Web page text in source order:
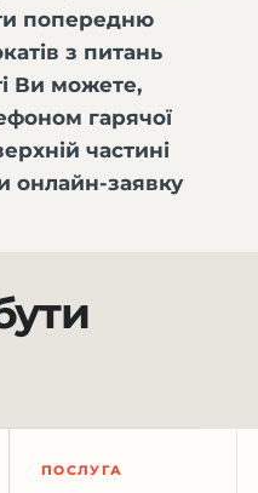
попередню
з питань
Ви можете,
гарячої
частині
онлайн-заявку
ПОСЛУГА